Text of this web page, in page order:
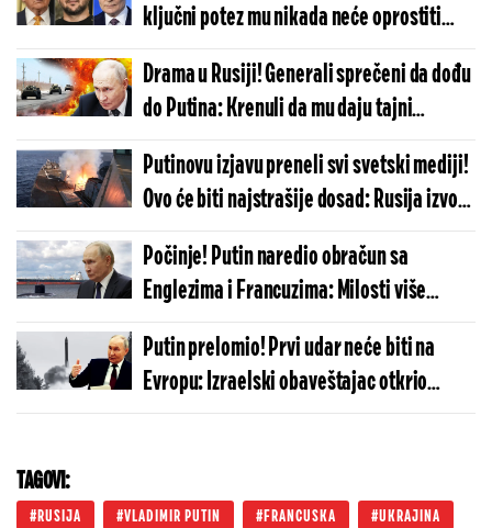
ključni potez mu nikada neće oprostiti
Putin
Drama u Rusiji! Generali sprečeni da dođu
do Putina: Krenuli da mu daju tajni
izveštaj, a onda - šok
Putinovu izjavu preneli svi svetski mediji!
Ovo će biti najstrašije dosad: Rusija izvodi
pakleni manevar protiv kojeg odbrana ne
postoji
Počinje! Putin naredio obračun sa
Englezima i Francuzima: Milosti više
nema, Moskva ide do samog kraja
Putin prelomio! Prvi udar neće biti na
Evropu: Izraelski obaveštajac otkrio
neočekivanu metu po kojoj će Rusija
TAGOVI:
RUSIJA VLADIMIR PUTIN FRANCUSKA UKRAJINA